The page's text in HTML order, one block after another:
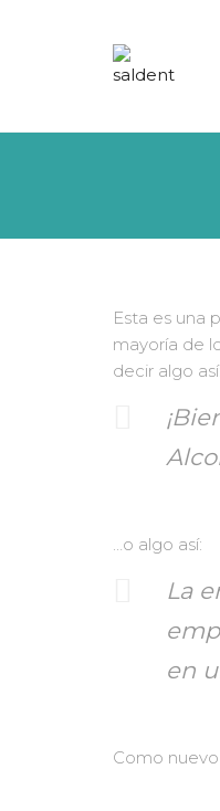
Esta es una
mayoría de
decir algo así:
…o algo así:
La
en
Como